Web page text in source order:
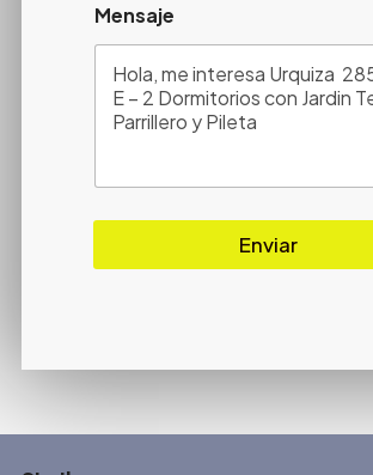
Mensaje
Enviar